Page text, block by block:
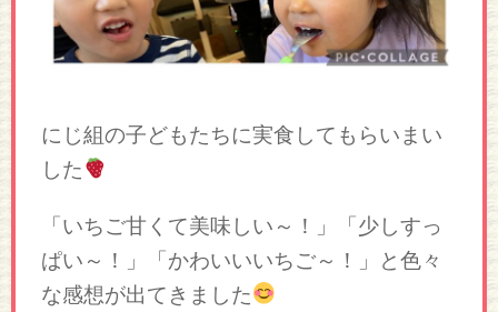
にじ組の子どもたちに実食してもらいまい
した
「いちご甘くて美味しい～！」「少しすっ
ぱい～！」「かわいいいちご～！」と色々
な感想が出てきました